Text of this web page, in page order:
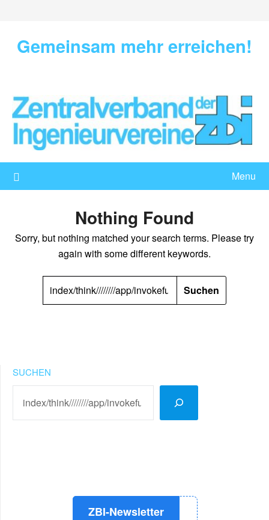
contentGemeinsam mehr erreichen!
Menu
Nothing Found
Sorry, but nothing matched your search terms. Please try
again with some different keywords.
SUCHEN
SUCHEN
ZBI-Newsletter